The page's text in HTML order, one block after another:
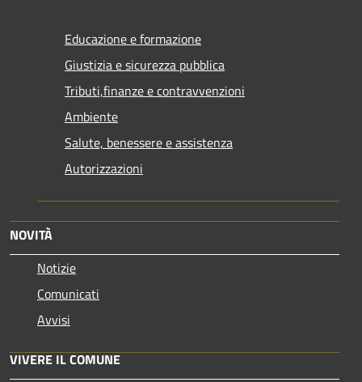
Educazione e formazione
Giustizia e sicurezza pubblica
Tributi,finanze e contravvenzioni
Ambiente
Salute, benessere e assistenza
Autorizzazioni
NOVITÀ
Notizie
Comunicati
Avvisi
VIVERE IL COMUNE